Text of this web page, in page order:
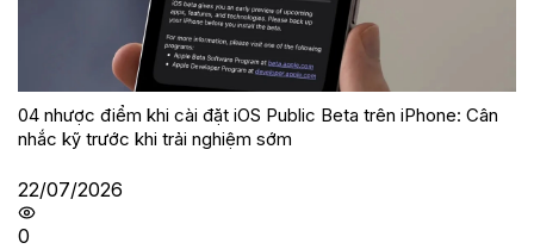
04 nhược điểm khi cài đặt iOS Public Beta trên iPhone: Cân
nhắc kỹ trước khi trải nghiệm sớm
22/07/2026
0